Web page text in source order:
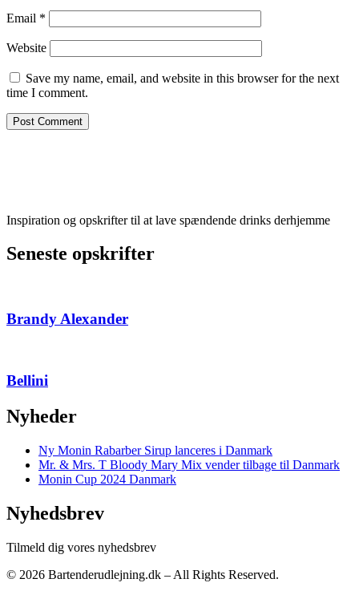
Email *
Website
Save my name, email, and website in this browser for the next
time I comment.
Inspiration og opskrifter til at lave spændende drinks derhjemme
Seneste opskrifter
Brandy Alexander
Bellini
Nyheder
Ny Monin Rabarber Sirup lanceres i Danmark
Mr. & Mrs. T Bloody Mary Mix vender tilbage til Danmark
Monin Cup 2024 Danmark
Nyhedsbrev
Tilmeld dig vores nyhedsbrev
© 2026 Bartenderudlejning.dk – All Rights Reserved.